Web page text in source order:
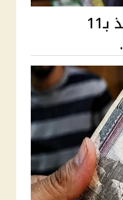
قرارات وزيرة التنمية المحلية تنفذ بـ11